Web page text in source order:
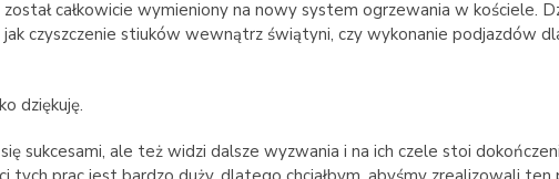
został całkowicie wymieniony na nowy system ogrzewania w kościele.
czyszczenie stiuków wewnątrz świątyni, czy wykonanie podjazdów
dziękuję.
sukcesami, ale też widzi dalsze wyzwania i na ich czele stoi